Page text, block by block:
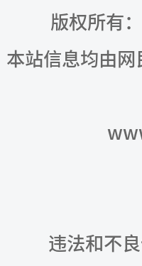
版权所有
本站信息均由
违法和不